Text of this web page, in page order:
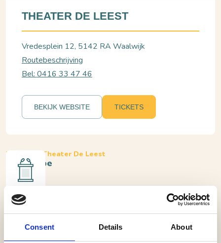
Consent Details About
Waalwijk, Theater De Leest
Kor Hoebe
Max 4 kaarten per adres.
Scherpe humor, een flinke portie straatwijsheid en
THEATER DE LEEST
Vredesplein 12, 5142 RA Waalwijk
Routebeschrijving
Bel: 0416 33 47 46
BEKIJK WEBSITE TICKETS